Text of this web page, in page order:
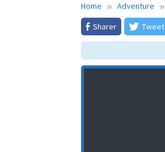
Home Adventure
Sharer
Tweet